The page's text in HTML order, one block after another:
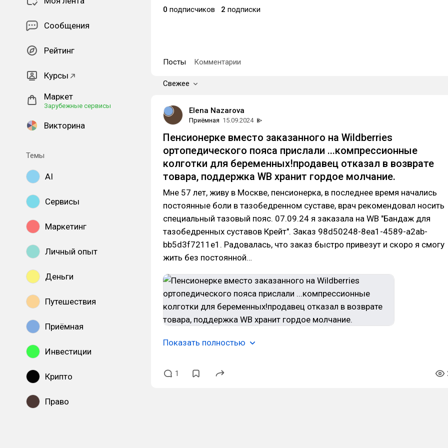
Сообщения
Рейтинг
Курсы
Маркет
Зарубежные сервисы
Викторина
Темы
AI
Сервисы
Маркетинг
Личный опыт
Деньги
Путешествия
Приёмная
Инвестиции
Крипто
Право
0 подписчиков 2 подписки
Посты Комментарии
Свежее
Elena Nazarova
Приёмная 15.09.2024
Пенсионерке вместо заказанного на Wildberries
ортопедического пояса прислали ...компрессионные
колготки для беременных!продавец отказал в возврате
товара, поддержка WB хранит гордое молчание.
Мне 57 лет, живу в Москве, пенсионерка, в последнее время начались
постоянные боли в тазобедренном суставе, врач рекомендовал носить
специальный тазовый пояс. 07.09.24 я заказала на WB "Бандаж для
тазобедренных суставов Крейт". Заказ 98d50248-8ea1-4589-a2ab-
bb5d3f7211e1. Радовалась, что заказ быстро привезут и скоро я смогу
жить без постоянной…
Показать полностью
1